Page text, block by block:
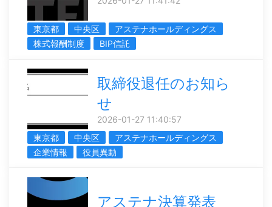
東京都 中央区
アステナホールディングス
株式報酬制度
BIP信託
取締役退任のお知ら
せ
2026-01-27 11:40:57
東京都
中央区
アステナホールディングス
企業情報
役員異動
アステナ決算発表